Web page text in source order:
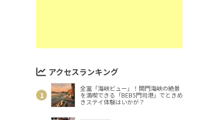
アクセスランキング
全室「海峡ビュー」！関門海峡の絶景
を満喫できる「BEB5門司港」でときめ
きステイ体験はいかが？